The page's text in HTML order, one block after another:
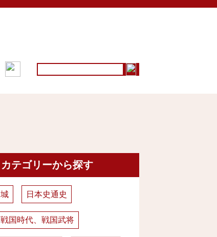
カテゴリーから探す
城 日本史通史
戦国時代、戦国武将